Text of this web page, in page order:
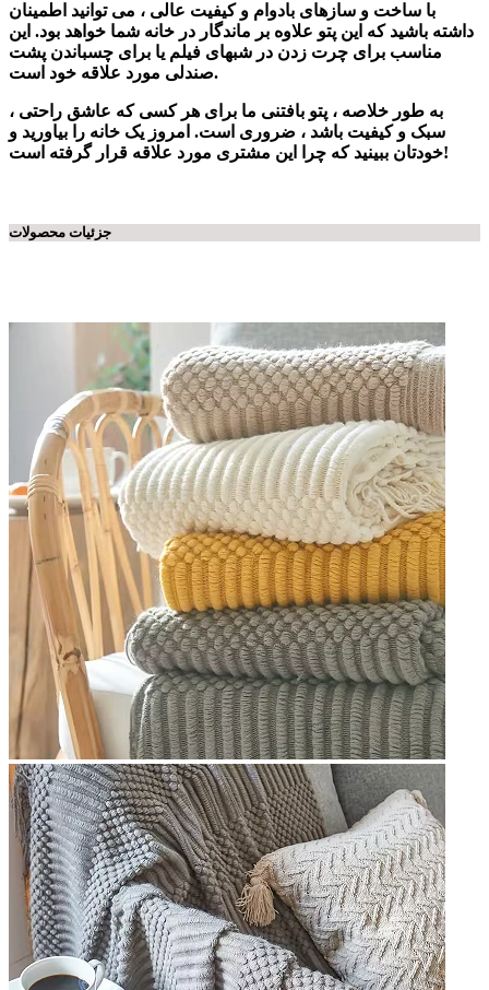
با ساخت و سازهای بادوام و کیفیت عالی ، می توانید اطمینان
داشته باشید که این پتو علاوه بر ماندگار در خانه شما خواهد بود. این
مناسب برای چرت زدن در شبهای فیلم یا برای چسباندن پشت
صندلی مورد علاقه خود است.
به طور خلاصه ، پتو بافتنی ما برای هر کسی که عاشق راحتی ،
سبک و کیفیت باشد ، ضروری است. امروز یک خانه را بیاورید و
خودتان ببینید که چرا این مشتری مورد علاقه قرار گرفته است!
جزئیات محصولات